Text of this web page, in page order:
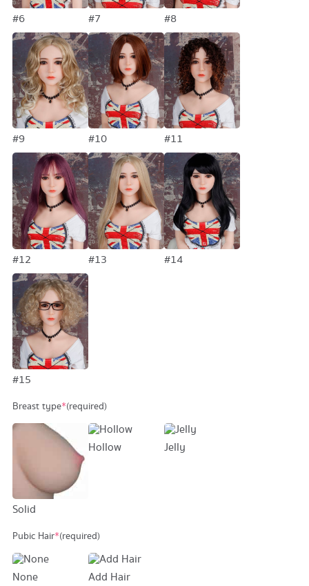
#6 #7 #8
#9 #10 #11
#12 #13 #14
#15
Breast type*(required)
Solid
Hollow Jelly
Pubic Hair*(required)
None Add Hair